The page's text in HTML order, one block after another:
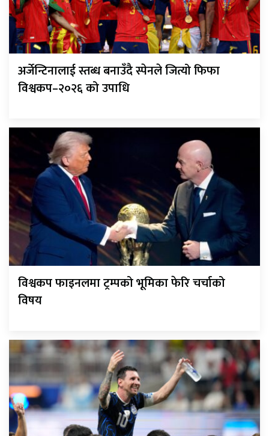
अर्जेन्टिनालाई स्तब्ध बनाउँदै स्पेनले जित्यो फिफा
विश्वकप–२०२६ को उपाधि
विश्वकप फाइनलमा ट्रम्पको भूमिका फेरि चर्चाको
विषय